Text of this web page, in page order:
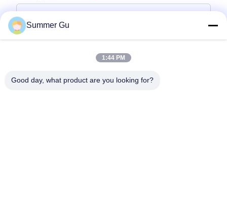
Joindre Des Fichiers
Summer Gu
1:44 PM
Good day, what product are you looking for?